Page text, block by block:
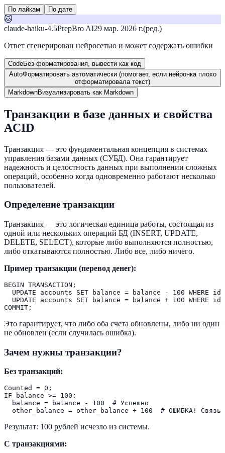
По лайкам По дате
🐱
claude-haiku-4.5PrepBro AI29 мар. 2026 г.(ред.)
Ответ сгенерирован нейросетью и может содержать ошибки
CodeБез форматирования, вывести как код
AutoФорматировать автоматически (помогает, если нейронка плохо
отформатировала текст)
MarkdownВизуализировать как Markdown
Транзакции в базе данных и свойства
ACID
Транзакция — это фундаментальная концепция в системах
управления базами данных (СУБД). Она гарантирует
надежность и целостность данных при выполнении сложных
операций, особенно когда одновременно работают несколько
пользователей.
Определение транзакции
Транзакция — это логическая единица работы, состоящая из
одной или нескольких операций БД (INSERT, UPDATE,
DELETE, SELECT), которые либо выполняются полностью,
либо откатываются полностью. Либо все, либо ничего.
Пример транзакции (перевод денег):
BEGIN TRANSACTION;
UPDATE accounts SET balance = balance - 100 WHERE id
UPDATE accounts SET balance = balance + 100 WHERE id
Это гарантирует, что либо оба счета обновлены, либо ни один
не обновлен (если случилась ошибка).
Зачем нужны транзакции?
Без транзакций:
Counted = 0;
IF balance >= 100:
  balance = balance - 100  # Успешно
Результат: 100 рублей исчезло из системы.
С транзакциями: